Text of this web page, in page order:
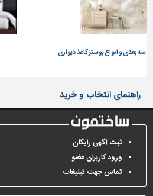
بهداشتی
ابزار،یراق
ماشین
محوطه
سازی
نما
ساخت
ساز
انواع پوستر کاغذ دیواری
راهنمای انتخاب و خرید
ثبت آگهی رایگان
ورود کاربران عضو
تماس جهت تبلیغات